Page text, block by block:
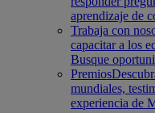
aprendizaje de
Trabaja con
capacitar a los
Busque
Premios
mundiales,
experiencia de